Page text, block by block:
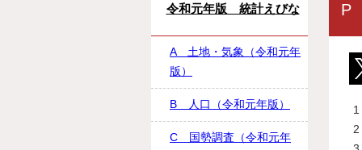
P
1
2
令和元年版 統計えびな
A 土地・気象（令和元年
版）
B 人口（令和元年版）
C 国勢調査（令和元年